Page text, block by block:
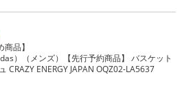
商品】
）（メンズ）【先行予約商品】 バスケット
CRAZY ENERGY JAPAN OQZ02-LA5637